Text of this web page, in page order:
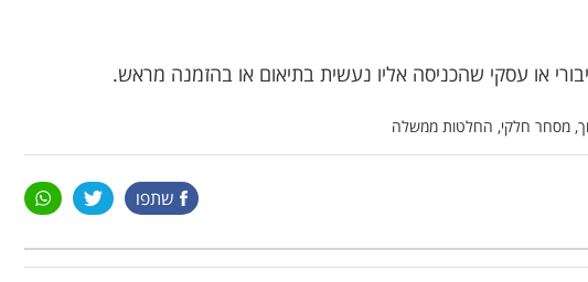
או עסקי שהכניסה אליו נעשית בתיאום או בהזמנה מראש.
מסחר חלקי, החלטות ממשלה
שתפו